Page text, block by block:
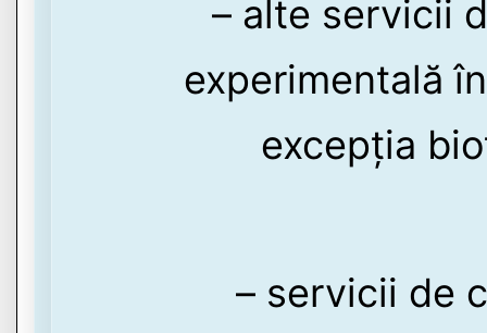
– alte servicii
experimentală
excepția
– servicii de